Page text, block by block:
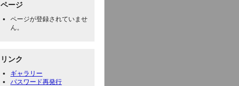
ページ
ページが登録されていませ
ん。
リンク
ギャラリー
パスワード再発行